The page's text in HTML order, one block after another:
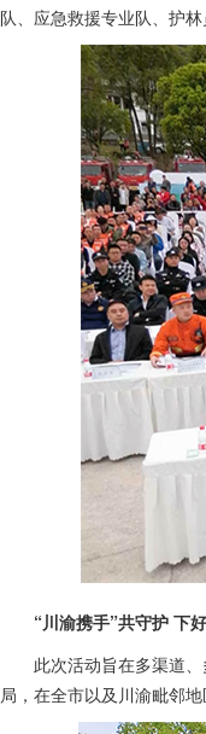
队、应急救援专业队、护
“川渝携手”共守护 下
此次活动旨在多渠道
局，在全市以及川渝毗邻